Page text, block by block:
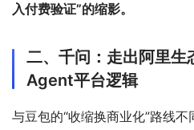
入付费验证”的缩影。
二、千问：走出阿里生
Agent平台逻辑
与豆包的“收缩换商业化”路线